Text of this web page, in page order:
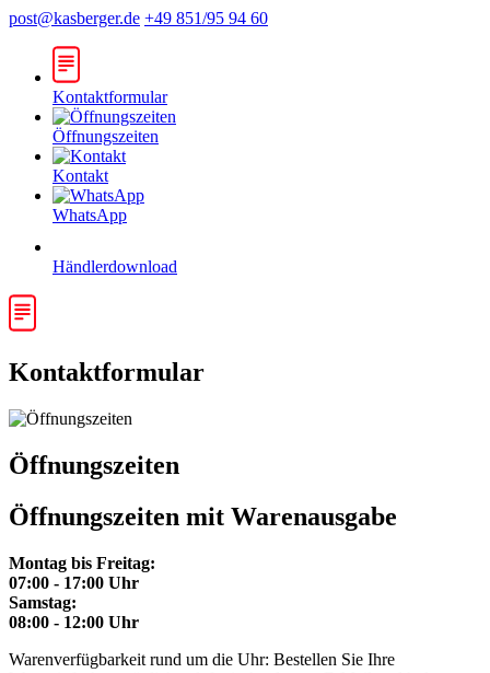
post@kasberger.de +49 851/95 94 60
Kontaktformular
Öffnungszeiten
Kontakt
WhatsApp
Händlerdownload
Kontaktformular
Öffnungszeiten
Öffnungszeiten mit Warenausgabe
Montag bis Freitag:
07:00 - 17:00 Uhr
Samstag:
08:00 - 12:00 Uhr
Warenverfügbarkeit rund um die Uhr: Bestellen Sie Ihre